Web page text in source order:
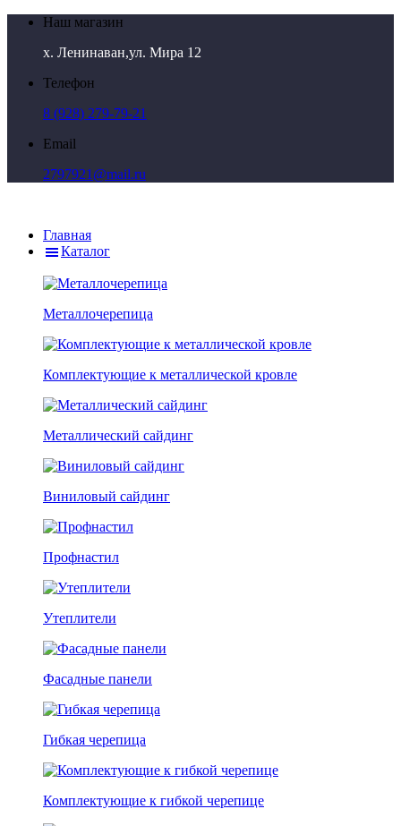
Наш магазин
х. Ленинаван,ул. Мира 12
Телефон
8 (928) 279-79-21
Email
2797921@mail.ru
Главная
Каталог
Металлочерепица
Комплектующие к металлической кровле
Металлический сайдинг
Виниловый сайдинг
Профнастил
Утеплители
Фасадные панели
Гибкая черепица
Комплектующие к гибкой черепице